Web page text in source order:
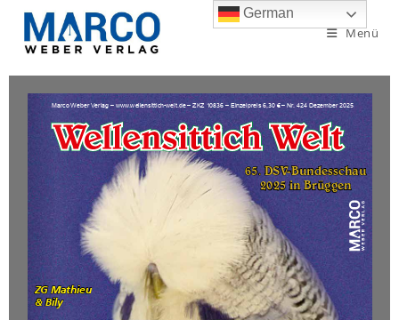
Menü
German